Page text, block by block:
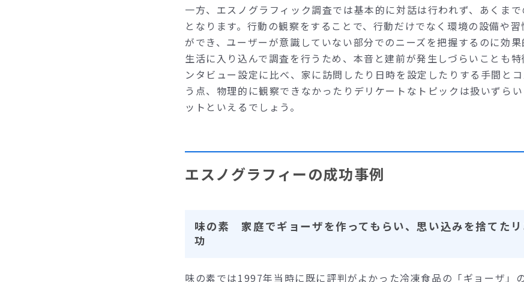
一方、エスノグラフィック調査では基本的に対話は行われず、あくま
となります。行動の観察をすることで、行動だけでなく環境の設備や
ができ、ユーザーが意識していない部分でのニーズを把握するのに効
生活に入り込んで調査を行うため、本音と建前が発生しづらいことも特
ンタビュー設定に比べ、家に訪問したり日時を設定したりする手間と
う点、物理的に観察できなかったりデリケートなトピックは扱いずら
ットといえるでしょう。
エスノグラフィーの成功事例
味の素 家庭でギョーザを作ってもらい、思い込みを捨てたリ
功
味の素では1997年当時に既に評判がよかった冷凍食品の「ギョーザ」